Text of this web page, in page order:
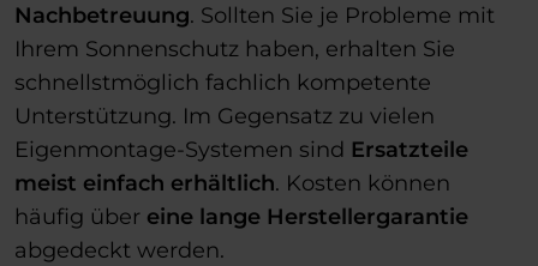
Nachbetreuung. Sollten Sie je Probleme mit
Ihrem Sonnenschutz haben, erhalten Sie
schnellstmöglich fachlich kompetente
Unterstützung. Im Gegensatz zu vielen
Eigenmontage-Systemen sind Ersatzteile
meist einfach erhältlich. Kosten können
häufig über eine lange Herstellergarantie
abgedeckt werden.